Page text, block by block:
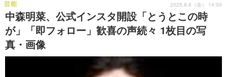
芸能 スポーツ
恋愛
アリ／ナシ
中森明菜、公式インスタ開設「とうとこの時
が」「即フォロー」歓喜の声続々 1枚目の写
真・画像
芸能 2025.8.8（金） 14:00